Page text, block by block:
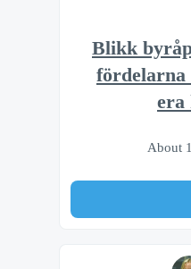
Blikk
fördelarna
era
About